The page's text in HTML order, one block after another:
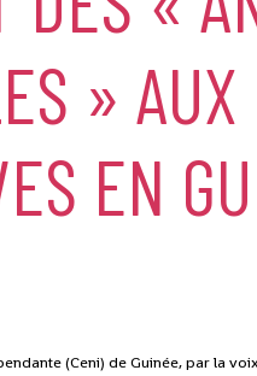
» AUX
EN
(Ceni) de Guinée, par la